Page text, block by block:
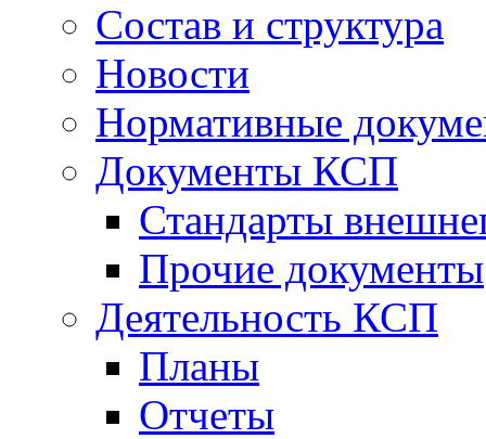
Состав и структура
Новости
Нормативные
Документы КСП
Стандарты
Прочие документы
Деятельность КСП
Планы
Отчеты